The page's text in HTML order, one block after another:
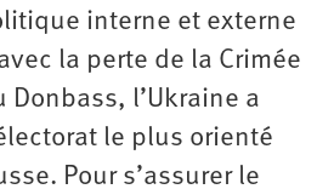
interne et externe
la perte de la Crimée
Donbass, l’Ukraine a
le plus orienté
Pour s’assurer le